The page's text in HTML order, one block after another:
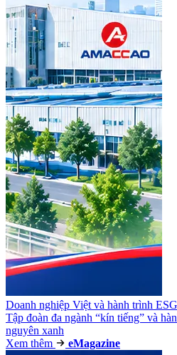
Doanh nghiệp Việt và hành trình
Tập đoàn đa ngành “kín tiếng” và
nguyên xanh
Xem thêm
eMagazine